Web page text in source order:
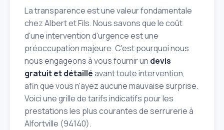
La transparence est une valeur fondamentale
chez Albert et Fils. Nous savons que le coût
d'une intervention d'urgence est une
préoccupation majeure. C'est pourquoi nous
nous engageons à vous fournir un devis
gratuit et détailléavant toute intervention,
afin que vous n'ayez aucune mauvaise surprise.
Voici une grille de tarifs indicatifs pour les
prestations les plus courantes de serrurerie à
Alfortville (94140).